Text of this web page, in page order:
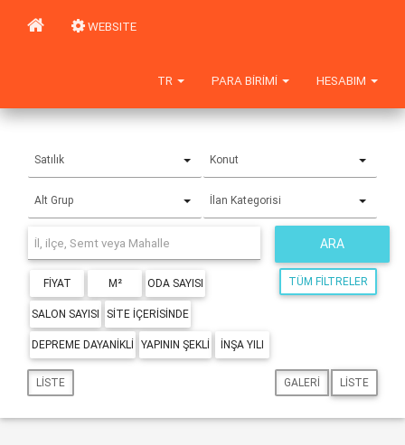
WEBSITE
HESABIM
PARA BIRIMI
TR
Satılık Konut
Alt Grup İlan Kategorisi
ARA
FIYAT M² ODA SAYISI
SALON SAYISI SITE IÇERISINDE
DEPREME DAYANIKLI YAPININ ŞEKLI İNŞA YILI
TÜM FILTRELER
LISTE GALERI LISTE